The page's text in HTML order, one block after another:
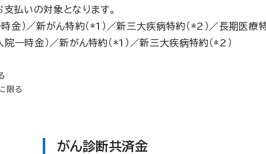
払いの対象となります。
金）／新がん特約（*1）／新三大疾病特約（*2）／長期医療
一時金）／新がん特約（*1）／新三大疾病特約（*2）
限る
がん診断共済金